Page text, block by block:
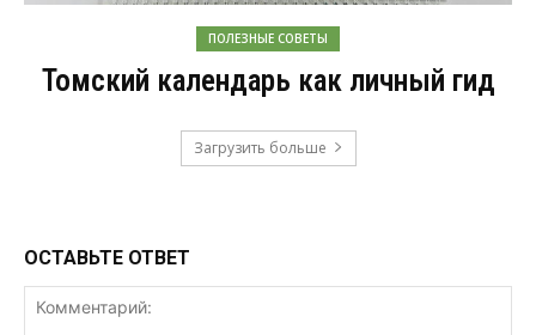
ПОЛЕЗНЫЕ СОВЕТЫ
Томский календарь как личный гид
Загрузить больше
ОСТАВЬТЕ ОТВЕТ